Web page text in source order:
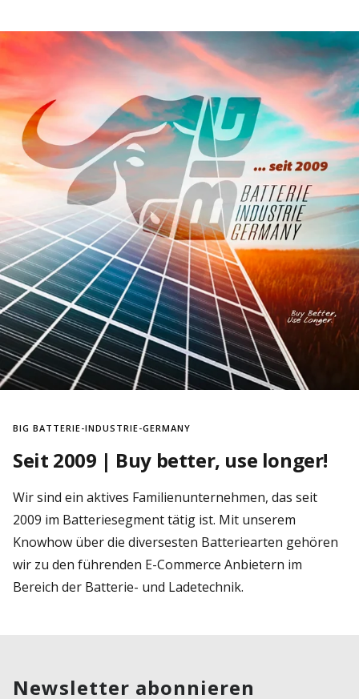
BIG BATTERIE-INDUSTRIE-GERMANY
Seit 2009 | Buy better, use longer!
Wir sind ein aktives Familienunternehmen, das seit
2009 im Batteriesegment tätig ist. Mit unserem
Knowhow über die diversesten Batteriearten gehören
wir zu den führenden E-Commerce Anbietern im
Bereich der Batterie- und Ladetechnik.
Newsletter abonnieren